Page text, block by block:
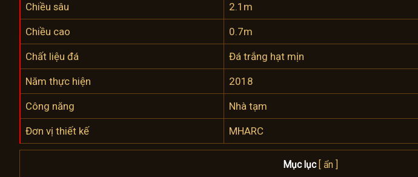
Chiều sâu 2.1m
Chiều cao 0.7m
Chất liệu đá Đá trắng hạt mịn
Năm thực hiện 2018
Công năng Nhà tạm
Đơn vị thiết kế MHARC
Mục lục [ ẩn ]